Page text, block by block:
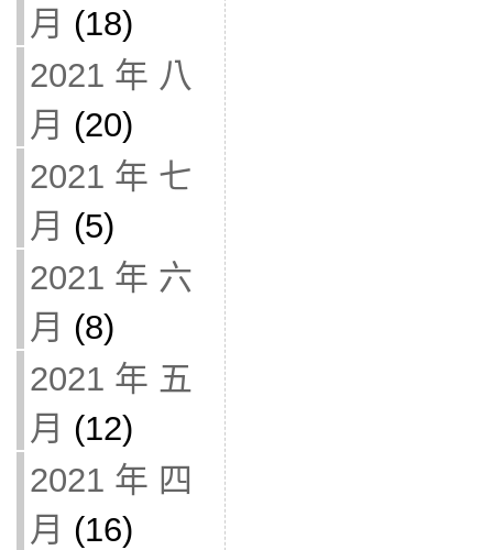
月 (18)
2021 年 八
月 (20)
2021 年 七
月 (5)
2021 年 六
月 (8)
2021 年 五
月 (12)
2021 年 四
月 (16)